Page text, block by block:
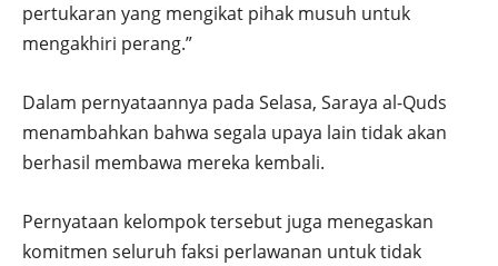
pertukaran yang mengikat pihak musuh untuk
mengakhiri perang.”
Dalam pernyataannya pada Selasa, Saraya al-Quds
menambahkan bahwa segala upaya lain tidak akan
berhasil membawa mereka kembali.
Pernyataan kelompok tersebut juga menegaskan
komitmen seluruh faksi perlawanan untuk tidak